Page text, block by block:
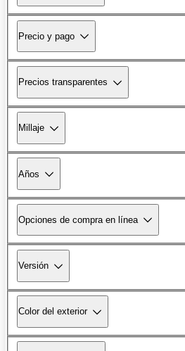
Precio y pago
Precios transparentes
Millaje
Años
Opciones de compra en línea
Versión
Color del exterior